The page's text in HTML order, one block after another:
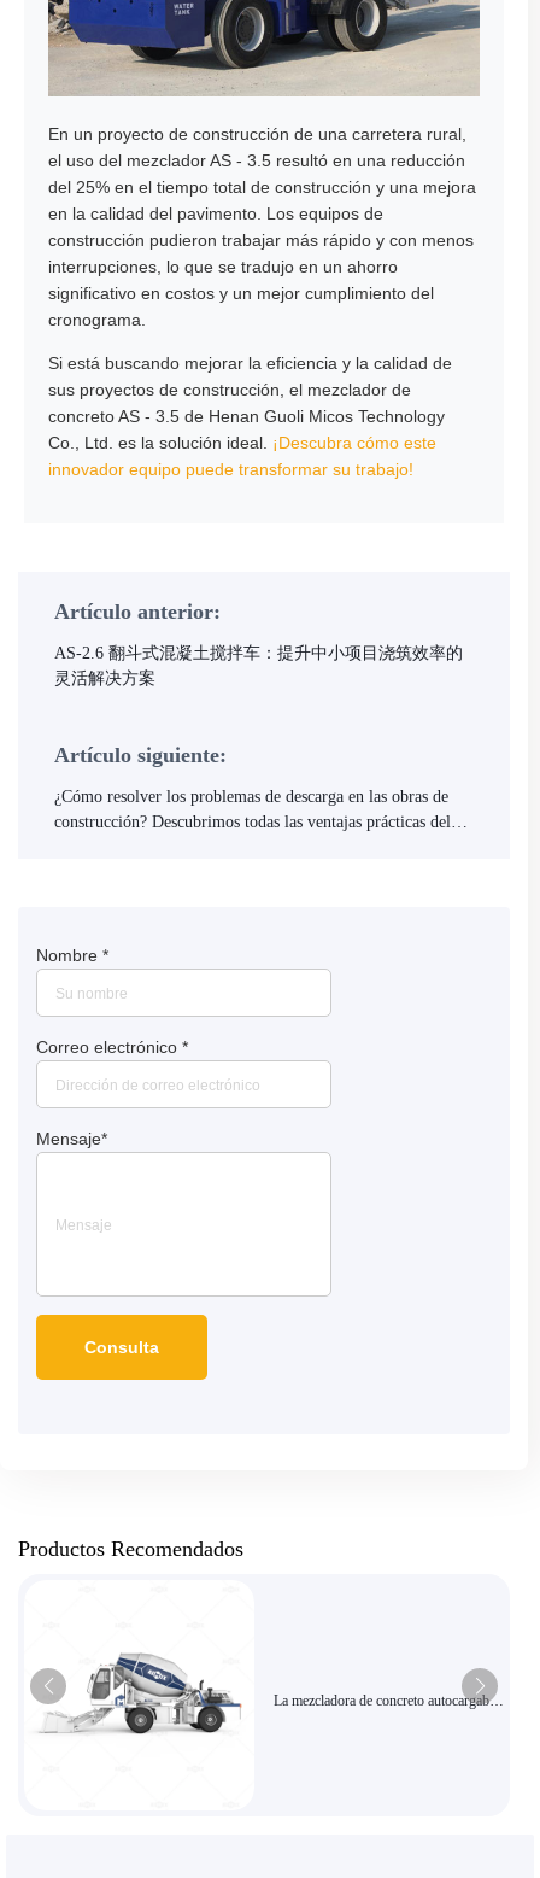
En un proyecto de construcción de una carretera rural,
el uso del mezclador AS - 3.5 resultó en una reducción
del 25% en el tiempo total de construcción y una mejora
en la calidad del pavimento. Los equipos de
construcción pudieron trabajar más rápido y con menos
interrupciones, lo que se tradujo en un ahorro
significativo en costos y un mejor cumplimiento del
cronograma.
Si está buscando mejorar la eficiencia y la calidad de
sus proyectos de construcción, el mezclador de
concreto AS - 3.5 de Henan Guoli Micos Technology
Co., Ltd. es la solución ideal. ¡Descubra cómo este
innovador equipo puede transformar su trabajo!
Artículo anterior:
AS-2.6 翻斗式混凝土搅拌车：提升中小项目浇筑效率的
灵活解决方案
Artículo siguiente:
¿Cómo resolver los problemas de descarga en las obras de
construcción? Descubrimos todas las ventajas prácticas del
Nombre *
Correo electrónico *
Mensaje*
Productos Recomendados
La mezcladora de concreto autocargable